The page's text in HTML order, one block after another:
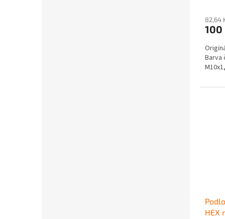
je
z
5
82,64
100
Barva
HEX